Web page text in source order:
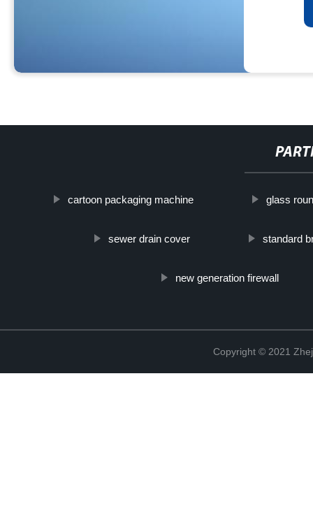
cartoon packaging machine glass
sewer drain cover standard
new generation firewall
Copyright © 2021